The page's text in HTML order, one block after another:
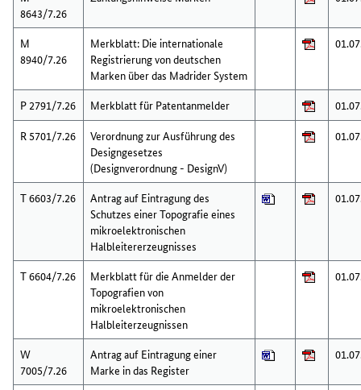
8643/7.26
M
8940/7.26
Merkblatt: Die internationale
Registrierung von deutschen
Marken über das Madrider System
P 2791/7.26 Merkblatt für Patentanmelder
R 5701/7.26
Verordnung zur Ausführung des
Designgesetzes
(Designverordnung - DesignV)
T 6603/7.26
Antrag auf Eintragung des
Schutzes einer Topografie eines
mikroelektronischen
Halbleitererzeugnisses
T 6604/7.26
Merkblatt für die Anmelder der
Topografien von
mikroelektronischen
Halbleiterzeugnissen
W
7005/7.26
Antrag auf Eintragung einer
Marke in das Register